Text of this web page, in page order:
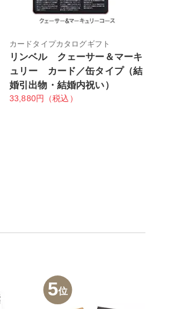
カードタイプカタログギフト
リンベル クェーサー＆マーキ
ュリー カード／缶タイプ（結
婚引出物・結婚内祝い）
33,880円（税込）
5位